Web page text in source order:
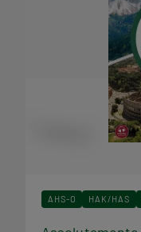
AHS-O HAK/HAS